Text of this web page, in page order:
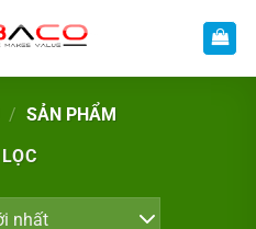
/ SẢN PHẨM
LỌC